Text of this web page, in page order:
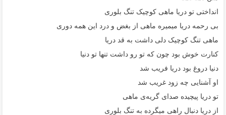
انداختی تو دریا ماهی کوچیک تنگ بلوری
بی رحمه دریا میمیره ماهی از بغض و درد این همه دوری
ماهی تنگ کوچیک دلی داشت به قد دریا
کنارت خوش بود چون که تو رو داشت تنها تو دنیا
دنیا دروغ بود دریا فریب شد
او آشنایی چه زود غریب شد
تو دریا پیچیده صدای گریه‌ی ماهی
از دریا دنبال راهی میگرده به تنگ بلوری